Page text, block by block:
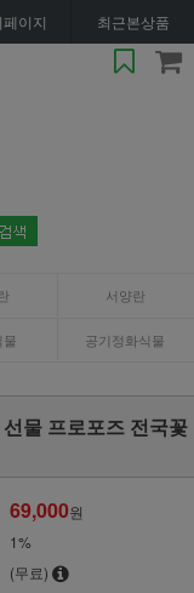
이지 최근본상품
서양란
물 공기정화식물
물 프로포즈 전국꽃
69,000원
1%
(무료)